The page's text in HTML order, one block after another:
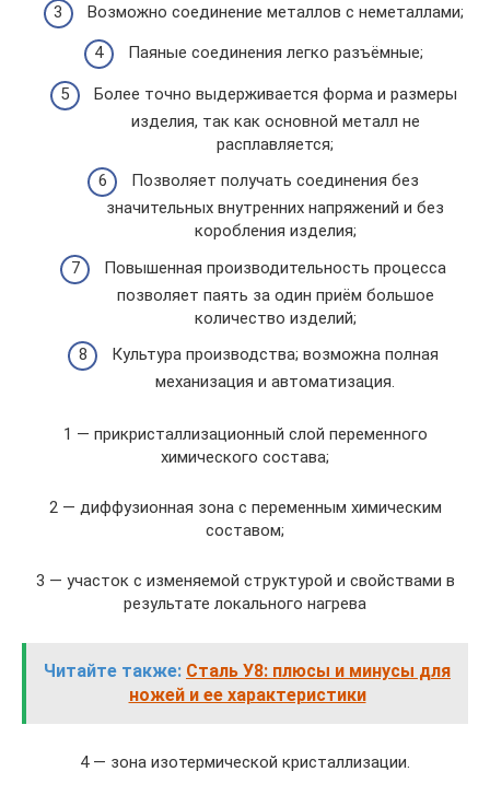
Возможно соединение металлов с неметаллами;
Паяные соединения легко разъёмные;
Более точно выдерживается форма и размеры
изделия, так как основной металл не
расплавляется;
Позволяет получать соединения без
значительных внутренних напряжений и без
коробления изделия;
Повышенная производительность процесса
позволяет паять за один приём большое
количество изделий;
Культура производства; возможна полная
механизация и автоматизация.
1 — прикристаллизационный слой переменного
химического состава;
2 — диффузионная зона с переменным химическим
составом;
3 — участок с изменяемой структурой и свойствами в
результате локального нагрева
Читайте также: Сталь У8: плюсы и минусы для
ножей и ее характеристики
4 — зона изотермической кристаллизации.